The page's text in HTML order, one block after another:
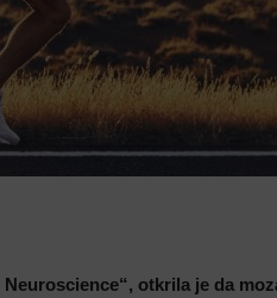
otkrila je da